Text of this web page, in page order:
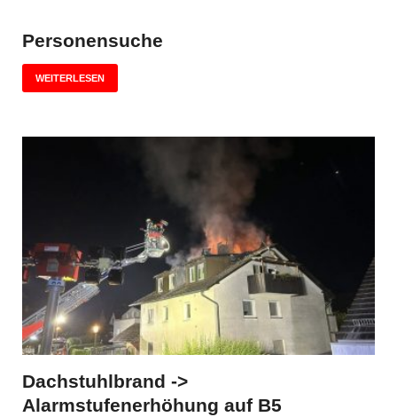
Personensuche
WEITERLESEN
Dachstuhlbrand ->
Alarmstufenerhöhung auf B5